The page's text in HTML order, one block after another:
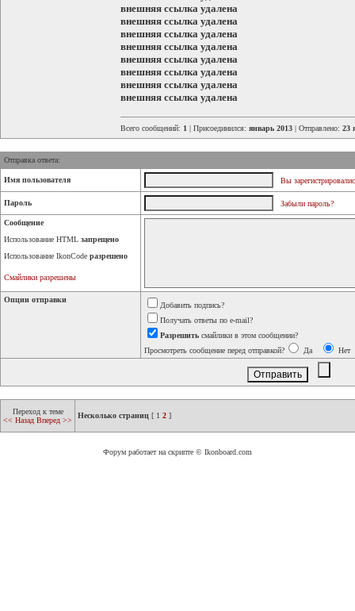
внешняя ссылка удалена
внешняя ссылка удалена
внешняя ссылка удалена
внешняя ссылка удалена
внешняя ссылка удалена
внешняя ссылка удалена
внешняя ссылка удалена
внешняя ссылка удалена
Всего сообщений: 1 | Присоединился: январь 2013 | Отправлено: 23
Отправка ответа:
Имя пользователя Вы
Пароль Забыли пароль?
Сообщение
Использование HTML запрещено
Использование IkonCode разрешено
Смайлики разрешены
Опции отправки
Добавить подпись?
Получать ответы по e-mail?
Разрешить смайлики в этом сообщении?
Просмотреть сообщение перед отправкой?
Да Нет
Переход к теме
<< Назад Вперед >>
Несколько страниц [ 1 2 ]
Форум работает на скрипте © Ikonboard.com